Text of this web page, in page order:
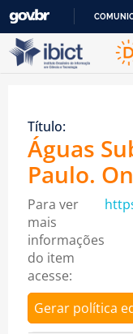
Pular para o conteúdo
Título:
Águas
Paulo.
Para ver
mais
informações
do item
acesse:
Gerar política